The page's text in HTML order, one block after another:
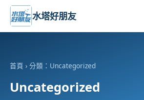
水塔好朋友
首頁 › 分類：Uncategorized
Uncategorized